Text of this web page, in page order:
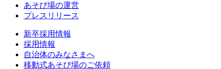
あそび場の運営
プレスリリース
新卒採用情報
採用情報
自治体のみなさまへ
移動式あそび場のご依頼